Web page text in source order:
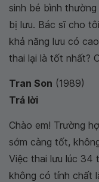
sinh bé bình
bị lưu. Bác sĩ cho
khả năng lưu có
thai lại là tốt nhất?
Tran Son (1989)
Trả lời
Chào em! Trường
sớm càng tốt,
Việc thai lưu lúc 34
không có tính chất